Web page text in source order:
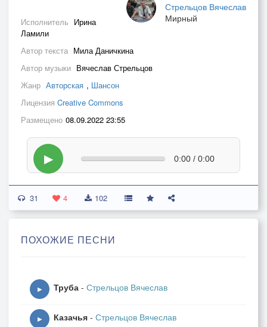
Стрельцов Вячеслав
Мирный
Исполнитель Ирина
Ламили
Автор текста Мила Даничкина
Автор музыки Вячеслав Стрельцов
Жанр Авторская , Шансон
Лицензия Creative Commons
Размещено 08.09.2022 23:55
▶ 0:00 / 0:00
31 4 102
ПОХОЖИЕ ПЕСНИ
▶ Труба - Стрельцов Вячеслав
▶ Казачья - Стрельцов Вячеслав